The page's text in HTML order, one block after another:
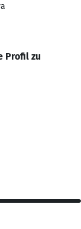
Profil zu